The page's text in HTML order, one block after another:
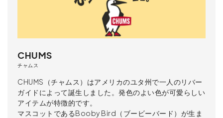
CHUMS
チャムス
CHUMS（チャムス）はアメリカのユタ州で一人のリバー
ガイドによって誕生しました。発色のよい色が可愛らしい
アイテムが特徴的です。
マスコットであるBooby Bird（ブービーバード）が生ま